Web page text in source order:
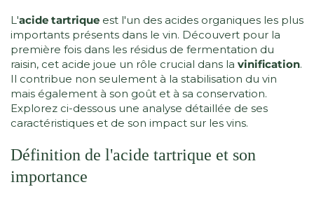
L'acide tartrique est l'un des acides organiques les plus
importants présents dans le vin. Découvert pour la
première fois dans les résidus de fermentation du
raisin, cet acide joue un rôle crucial dans la vinification.
Il contribue non seulement à la stabilisation du vin
mais également à son goût et à sa conservation.
Explorez ci-dessous une analyse détaillée de ses
caractéristiques et de son impact sur les vins.
Définition de l'acide tartrique et son
importance